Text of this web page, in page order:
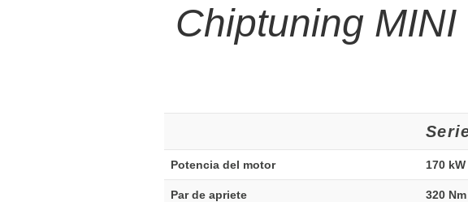
Chiptuning MINI
Potencia del motor 170
Par de apriete 320 Nm